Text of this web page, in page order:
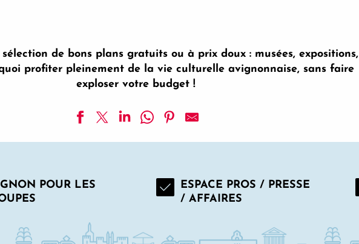
de bons plans gratuits ou à prix doux : musées, expositions,
profiter pleinement de la vie culturelle avignonnaise, sans faire
exploser votre budget !
POUR LES
ESPACE PROS / PRESSE
/ AFFAIRES